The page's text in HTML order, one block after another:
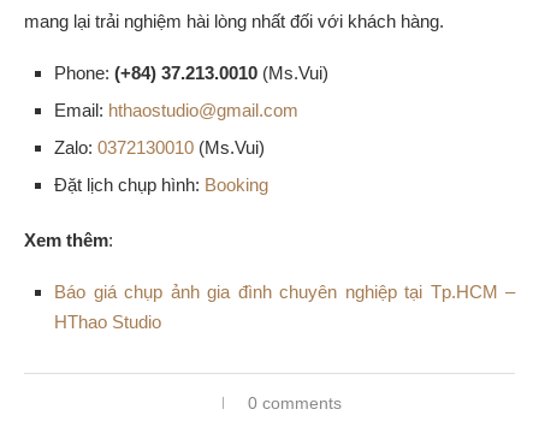
mang lại trải nghiệm hài lòng nhất đối với khách hàng.
Phone: (+84) 37.213.0010 (Ms.Vui)
Email: hthaostudio@gmail.com
Zalo: 0372130010 (Ms.Vui)
Đặt lịch chụp hình: Booking
Xem thêm:
Báo giá chụp ảnh gia đình chuyên nghiệp tại Tp.HCM –
HThao Studio
0 comments